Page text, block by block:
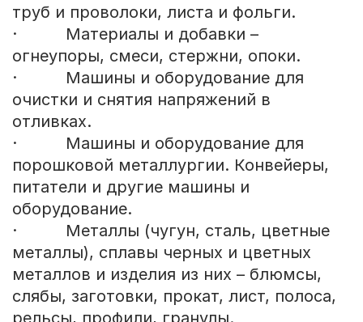
труб и проволоки, листа и фольги.
· Материалы и добавки –
огнеупоры, смеси, стержни, опоки.
· Машины и оборудование для
очистки и снятия напряжений в
отливках.
· Машины и оборудование для
порошковой металлургии. Конвейеры,
питатели и другие машины и
оборудование.
· Металлы (чугун, сталь, цветные
металлы), сплавы черных и цветных
металлов и изделия из них – блюмсы,
слябы, заготовки, прокат, лист, полоса,
рельсы, профили, гранулы.